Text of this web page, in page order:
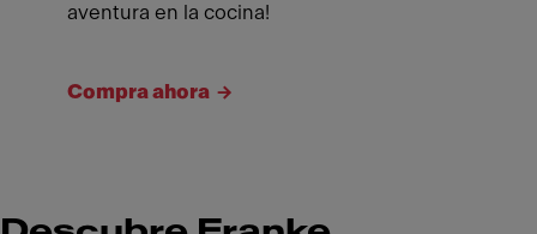
aventura en la cocina!
Compra ahora